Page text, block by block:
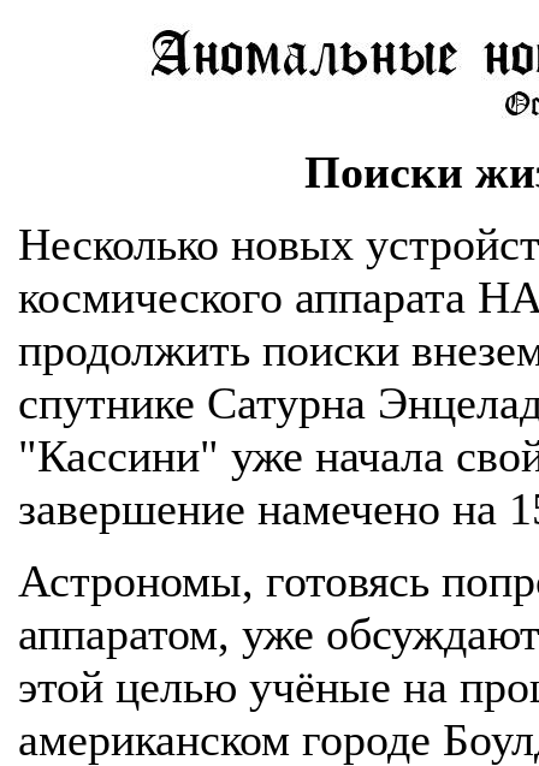
Поиски
Несколько новых
космического аппарата
продолжить поиски
спутнике Сатурна
"Кассини" уже начала
завершение намечено на
Астрономы, готовясь
аппаратом, уже
этой целью учёные на
американском городе